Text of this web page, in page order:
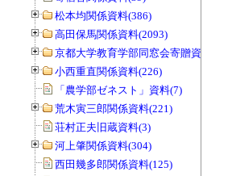
松本均関係資料(386)
高田保馬関係資料(2093)
京都大学教育学部同窓会寄贈資料(963)
小西重直関係資料(226)
「農学部ゼネスト」資料(7)
荒木寅三郎関係資料(221)
荘村正夫旧蔵資料(3)
河上肇関係資料(304)
西田幾多郎関係資料(125)